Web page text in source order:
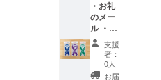
河さん
（＠
SpiralGi
nga ）
さんが
このプ
ロジェ
た。」
（ゆら
り
［著］
／医学
博士・
倉恒弘
・お礼
のメー
ル ・啓
発ポス
トカー
ド 2種
類各3枚
支援
者：
0人
お届